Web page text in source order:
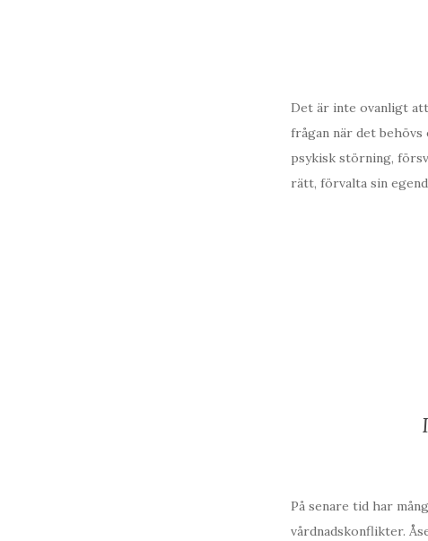
Det är inte ovanligt
frågan när det behövs
psykisk störning,
rätt, förvalta sin
På senare tid har
vårdnadskonflikter.